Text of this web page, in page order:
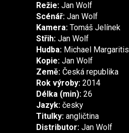
Režie: Jan Wolf
Scénář: Jan Wolf
Kamera: Tomáš Jelínek
Střih: Jan Wolf
Hudba: Michael Margaritis
Kopie: Jan Wolf
Země: Česká republika
Rok výroby: 2014
Délka (min): 26
Jazyk: česky
Titulky: angličtina
Distributor: Jan Wolf